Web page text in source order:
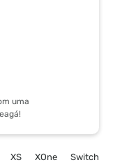
uma
XS XOne Switch